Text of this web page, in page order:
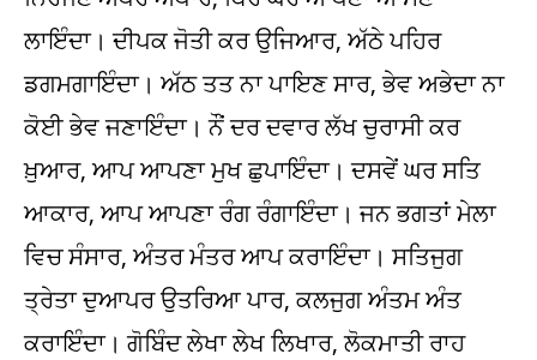
ਲਾਇੰਦਾ। ਦੀਪਕ ਜੋਤੀ ਕਰ ਉਜਿਆਰ, ਅੱਠੇ ਪਹਿਰ
ਡਗਮਗਾਇੰਦਾ। ਅੱਠ ਤਤ ਨਾ ਪਾਇਣ ਸਾਰ, ਭੇਵ ਅਭੇਦਾ ਨਾ
ਕੋਈ ਭੇਵ ਜਣਾਇੰਦਾ। ਨੌਂ ਦਰ ਦਵਾਰ ਲੱਖ ਚੁਰਾਸੀ ਕਰ
ਖ਼ੁਆਰ, ਆਪ ਆਪਣਾ ਮੁਖ ਛੁਪਾਇੰਦਾ। ਦਸਵੇਂ ਘਰ ਸਤਿ
ਆਕਾਰ, ਆਪ ਆਪਣਾ ਰੰਗ ਰੰਗਾਇੰਦਾ। ਜਨ ਭਗਤਾਂ ਮੇਲਾ
ਵਿਚ ਸੰਸਾਰ, ਅੰਤਰ ਮੰਤਰ ਆਪ ਕਰਾਇੰਦਾ। ਸਤਿਜੁਗ
ਤ੍ਰੇਤਾ ਦੁਆਪਰ ਉਤਰਿਆ ਪਾਰ, ਕਲਜੁਗ ਅੰਤਮ ਅੰਤ
ਕਰਾਇੰਦਾ। ਗੋਬਿੰਦ ਲੇਖਾ ਲੇਖ ਲਿਖਾਰ, ਲੋਕਮਾਤੀ ਰਾਹ